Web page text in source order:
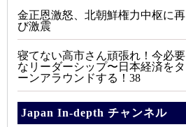
金正恩激怒、北朝鮮権力中枢に再
び激震
寝てない高市さん頑張れ！今必要
なリーダーシップ〜日本経済をタ
ーンアラウンドする！38
Japan In-depth チャンネル